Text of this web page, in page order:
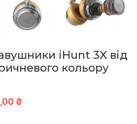
iHunt 3X від
кольору
₴